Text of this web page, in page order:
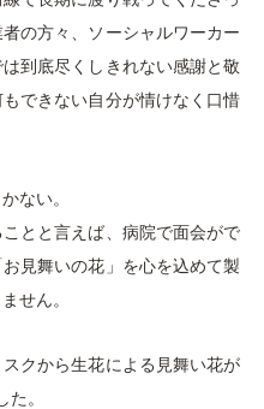
の方々、ソーシャルワーカー
到底尽くしきれない感謝と敬
できない自分が情けなく口惜
ない。
とと言えば、病院で面会がで
見舞いの花」を心を込めて製
せん。
クから生花による見舞い花が
。